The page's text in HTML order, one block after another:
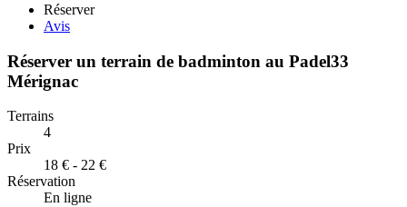
Réserver
Avis
Réserver un terrain de badminton au Padel33
Mérignac
Terrains
4
Prix
18 € - 22 €
Réservation
En ligne